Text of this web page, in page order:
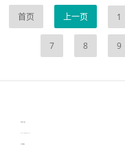
首页 上一页 1
7 8 9